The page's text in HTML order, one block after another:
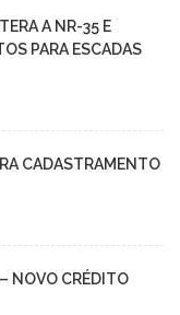
A NR-35 E
PARA ESCADAS
CADASTRAMENTO
NOVO CRÉDITO